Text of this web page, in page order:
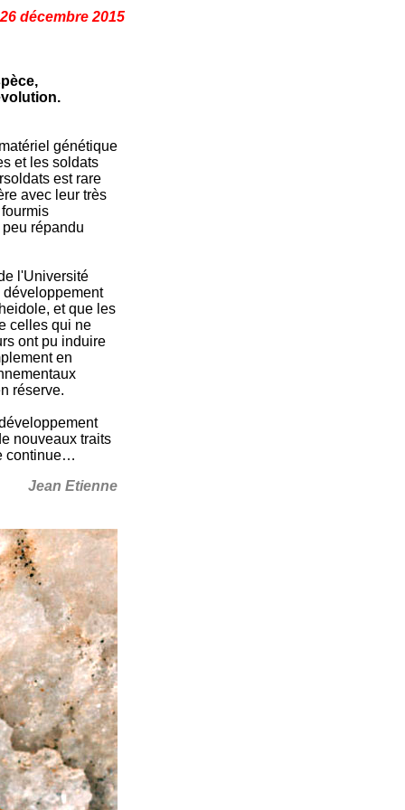
26 décembre 2015
génétique
et les soldats
est rare
avec leur très
répandu
l'Université
et que les
celles qui ne
ont pu induire
en
réserve.
nouveaux traits
continue…
Jean Etienne